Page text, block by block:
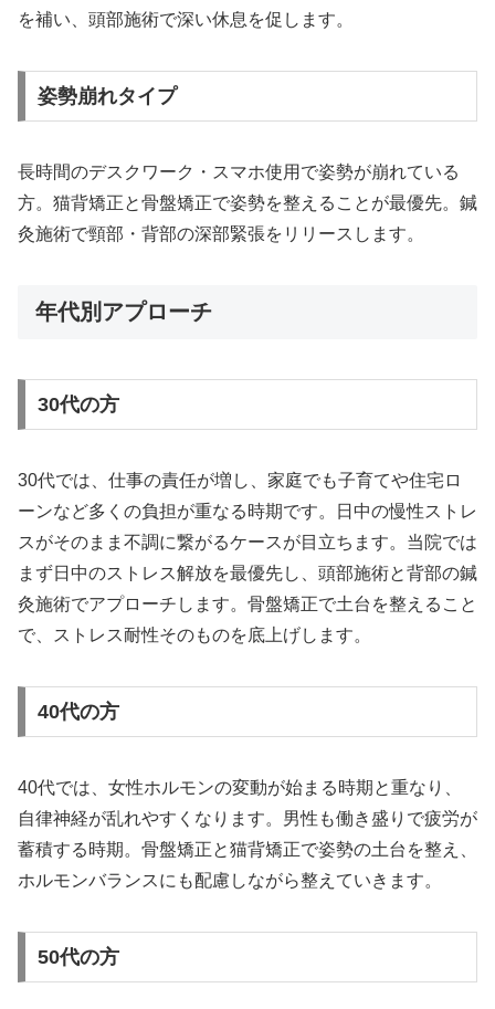
を補い、頭部施術で深い休息を促します。
姿勢崩れタイプ
長時間のデスクワーク・スマホ使用で姿勢が崩れている
方。猫背矯正と骨盤矯正で姿勢を整えることが最優先。鍼
灸施術で頸部・背部の深部緊張をリリースします。
年代別アプローチ
30代の方
30代では、仕事の責任が増し、家庭でも子育てや住宅ロ
ーンなど多くの負担が重なる時期です。日中の慢性ストレ
スがそのまま不調に繋がるケースが目立ちます。当院では
まず日中のストレス解放を最優先し、頭部施術と背部の鍼
灸施術でアプローチします。骨盤矯正で土台を整えること
で、ストレス耐性そのものを底上げします。
40代の方
40代では、女性ホルモンの変動が始まる時期と重なり、
自律神経が乱れやすくなります。男性も働き盛りで疲労が
蓄積する時期。骨盤矯正と猫背矯正で姿勢の土台を整え、
ホルモンバランスにも配慮しながら整えていきます。
50代の方